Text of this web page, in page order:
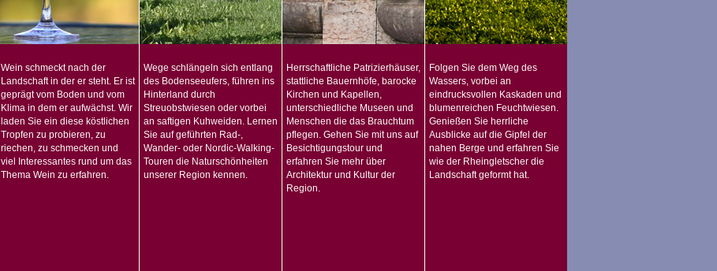
Wein schmeckt nach der
Landschaft in der er steht. Er ist
geprägt vom Boden und vom
Klima in dem er aufwächst. Wir
laden Sie ein diese köstlichen
Tropfen zu probieren, zu
riechen, zu schmecken und
viel Interessantes rund um das
Thema Wein zu erfahren.
Wege schlängeln sich entlang
des Bodenseeufers, führen ins
Hinterland durch
Streuobstwiesen oder vorbei
an saftigen Kuhweiden. Lernen
Sie auf geführten Rad-,
Wander- oder Nordic-Walking-
Touren die Naturschönheiten
unserer Region kennen.
Herrschaftliche Patrizierhäuser,
stattliche Bauernhöfe, barocke
Kirchen und Kapellen,
unterschiedliche Museen und
Menschen die das Brauchtum
pflegen. Gehen Sie mit uns auf
Besichtigungstour und
erfahren Sie mehr über
Architektur und Kultur der
Region.
Folgen Sie dem Weg des
Wassers, vorbei an
eindrucksvollen Kaskaden und
blumenreichen Feuchtwiesen.
Genießen Sie herrliche
Ausblicke auf die Gipfel der
nahen Berge und erfahren Sie
wie der Rheingletscher die
Landschaft geformt hat.